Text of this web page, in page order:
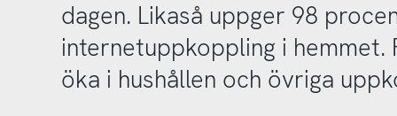
dagen. Likaså uppger 98
internetuppkoppling i
öka i hushållen och övriga